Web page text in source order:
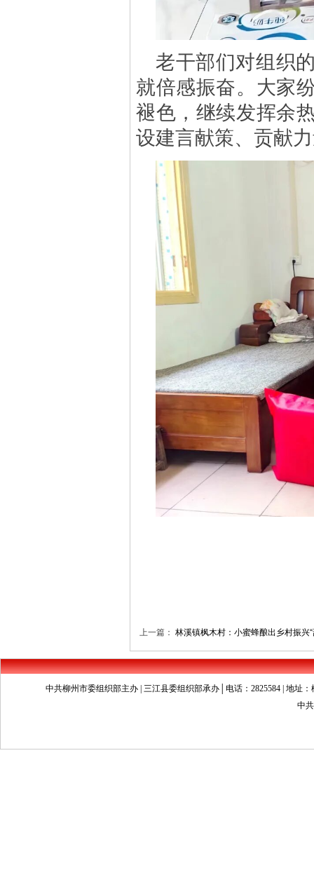
老干部们对组织
就倍感振奋。大家
褪色，继续发挥余
设建言献策、贡献
上一篇： 林溪镇枫木村：小蜜蜂酿出乡村振兴“
中共柳州市委组织部主办 | 三江县委组织部承办│电话：2825584 | 地址
中